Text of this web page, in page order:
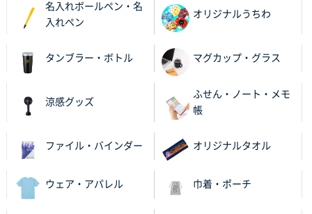
名入れボールペン・名
入れペン
オリジナルうちわ
タンブラー・ボトル マグカップ・グラス
涼感グッズ
ふせん・ノート・メモ
帳
ファイル・バインダー オリジナルタオル
ウェア・アパレル 巾着・ポーチ